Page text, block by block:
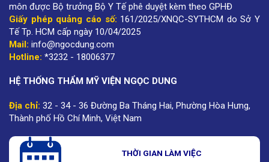
môn được Bộ trưởng Bộ Y Tế phê duyệt kèm theo GPHĐ
Giấy phép quảng cáo số: 161/2025/XNQC-SYTHCM do Sở Y
Tế Tp. HCM cấp ngày 10/04/2025
Mail: info@ngocdung.com
Hotline: *3232 - 18006377
HỆ THỐNG THẨM MỸ VIỆN NGỌC DUNG
Địa chỉ: 32 - 34 - 36 Đường Ba Tháng Hai, Phường Hòa Hưng,
Thành phố Hồ Chí Minh, Việt Nam
THỜI GIAN LÀM VIỆC